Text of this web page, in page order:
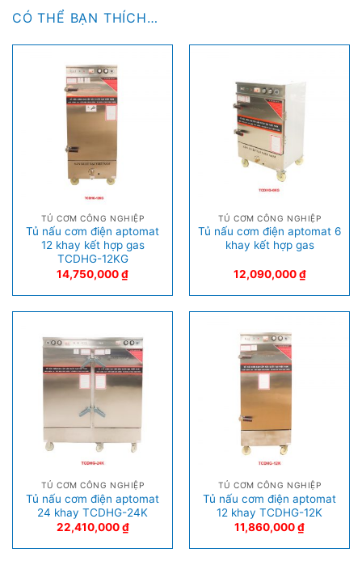
CÓ THỂ BẠN THÍCH…
TỦ CƠM CÔNG NGHIỆP
Tủ nấu cơm điện aptomat
12 khay kết hợp gas
TCDHG-12KG
14,750,000₫
TỦ CƠM CÔNG NGHIỆP
Tủ nấu cơm điện aptomat 6
khay kết hợp gas
12,090,000₫
TỦ CƠM CÔNG NGHIỆP
Tủ nấu cơm điện aptomat
24 khay TCDHG-24K
22,410,000₫
TỦ CƠM CÔNG NGHIỆP
Tủ nấu cơm điện aptomat
12 khay TCDHG-12K
11,860,000₫